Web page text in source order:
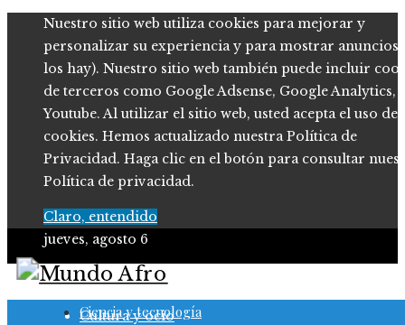
Nuestro sitio web utiliza cookies para mejorar y
personalizar su experiencia y para mostrar anuncios
los hay). Nuestro sitio web también puede incluir
de terceros como Google Adsense, Google Analytics,
Youtube. Al utilizar el sitio web, usted acepta el uso de
cookies. Hemos actualizado nuestra Política de
Privacidad. Haga clic en el botón para consultar
Política de privacidad.
Claro, entendido
jueves, agosto 6
Ciencia y tecnología
Cultura y ocio
Ciencia y tecnología